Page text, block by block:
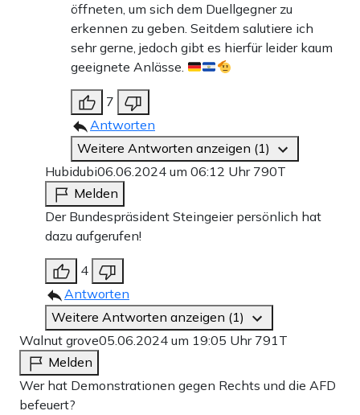
öffneten, um sich dem Duellgegner zu
erkennen zu geben. Seitdem salutiere ich
sehr gerne, jedoch gibt es hierfür leider kaum
geeignete Anlässe.
7
Antworten
Weitere Antworten anzeigen (1)
Hubidubi06.06.2024 um 06:12 Uhr 790T
Melden
Der Bundespräsident Steingeier persönlich hat
dazu aufgerufen!
4
Antworten
Weitere Antworten anzeigen (1)
Walnut grove05.06.2024 um 19:05 Uhr 791T
Melden
Wer hat Demonstrationen gegen Rechts und die AFD
befeuert?